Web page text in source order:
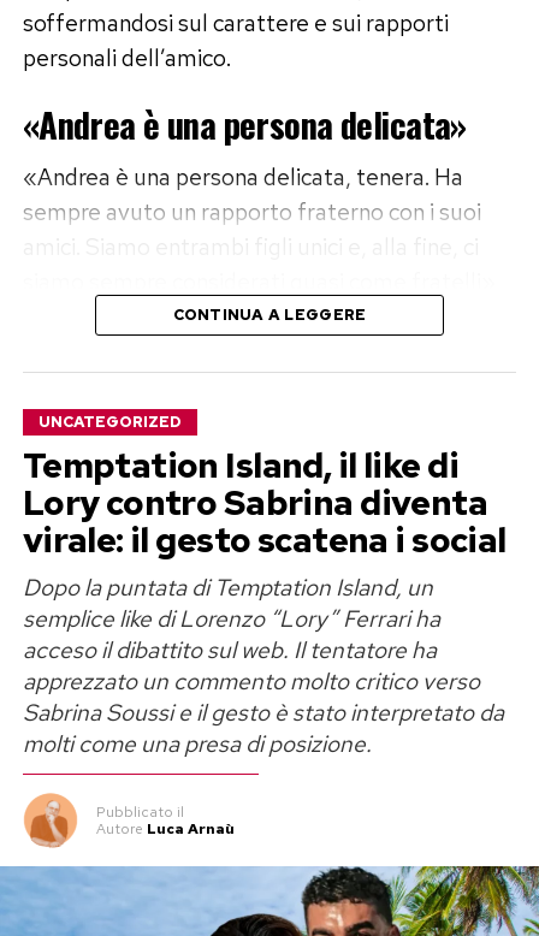
soffermandosi sul carattere e sui rapporti
personali dell’amico.
«Andrea è una persona delicata»
«Andrea è una persona delicata, tenera. Ha
sempre avuto un rapporto fraterno con i suoi
ha dichiarato Taccia, descrivendo un legame
Parole con cui l’avvocata respinge le
ricostruzioni che dipingerebbero Sempio come
una persona problematica, offrendo invece
l’immagine di un uomo capace di costruire e
mantenere rapporti profondi.
«Le sue ex sono rimaste tutte sue
amiche»
Taccia ha poi richiamato l’attenzione su un
elemento della vita privata di Sempio che, a suo
giudizio, rappresenterebbe un’ulteriore
conferma del suo carattere.
«Non solo io: tutte le sue ex ragazze, se così
possiamo chiamarle, sono rimaste sue amiche.
CONTINUA A LEGGERE
UNCATEGORIZED
Temptation Island, il like di
Lory contro Sabrina diventa
virale: il gesto scatena i social
Dopo la puntata di Temptation Island, un
semplice like di Lorenzo “Lory” Ferrari ha
acceso il dibattito sul web. Il tentatore ha
apprezzato un commento molto critico verso
Sabrina Soussi e il gesto è stato interpretato da
molti come una presa di posizione.
Pubblicato il
Autore Luca Arnaù